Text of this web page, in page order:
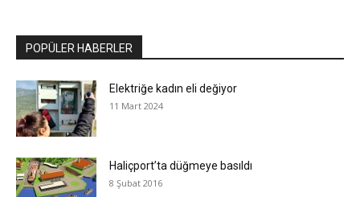
POPÜLER HABERLER
Elektriğe kadın eli değiyor
11 Mart 2024
Haliçport’ta düğmeye basıldı
8 Şubat 2016